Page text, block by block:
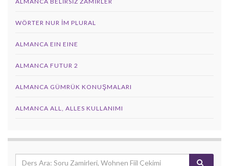
WÖRTER NUR IM PLURAL
ALMANCA EIN EINE
ALMANCA FUTUR 2
ALMANCA GÜMRÜK KONUŞMALARI
ALMANCA ALL, ALLES KULLANIMI